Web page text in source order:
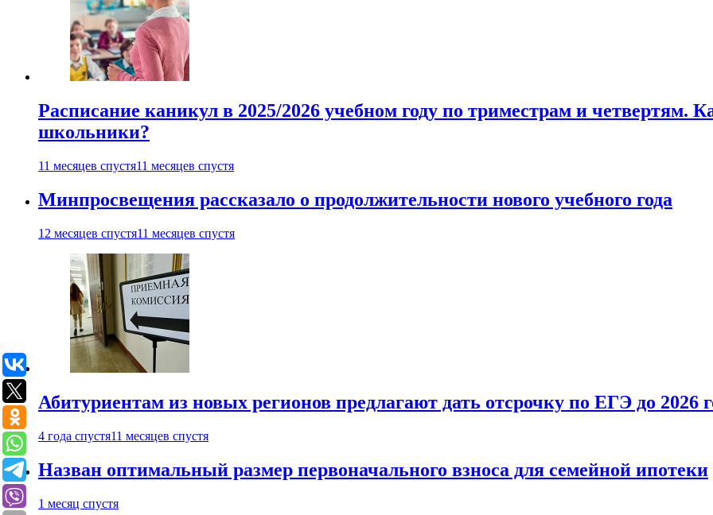
Расписание каникул в 2025/2026 учебном году по триместрам и четвертям.
школьники?
11 месяцев спустя11 месяцев спустя
Минпросвещения рассказало о продолжительности нового учебного года
12 месяцев спустя11 месяцев спустя
Абитуриентам из новых регионов предлагают дать отсрочку по ЕГЭ до 2026
4 года спустя11 месяцев спустя
Назван оптимальный размер первоначального взноса для семейной ипотеки
1 месяц спустя